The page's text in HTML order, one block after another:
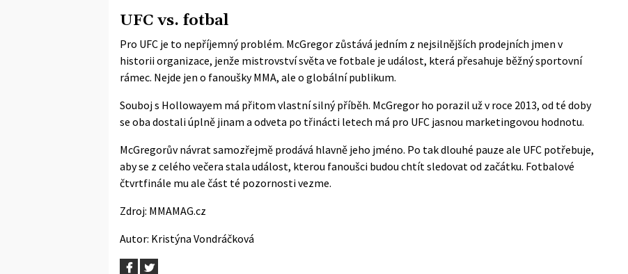
UFC vs. fotbal
Pro UFC je to nepříjemný problém. McGregor zůstává jedním z nejsilnějších prodejních jmen v
historii organizace, jenže mistrovství světa ve fotbale je událost, která přesahuje běžný sportovní
rámec. Nejde jen o fanoušky MMA, ale o globální publikum.
Souboj s Hollowayem má přitom vlastní silný příběh. McGregor ho porazil už v roce 2013, od té doby
se oba dostali úplně jinam a odveta po třinácti letech má pro UFC jasnou marketingovou hodnotu.
McGregorův návrat samozřejmě prodává hlavně jeho jméno. Po tak dlouhé pauze ale UFC potřebuje,
aby se z celého večera stala událost, kterou fanoušci budou chtít sledovat od začátku. Fotbalové
čtvrtfinále mu ale část té pozornosti vezme.
Zdroj: MMAMAG.cz
Autor: Kristýna Vondráčková